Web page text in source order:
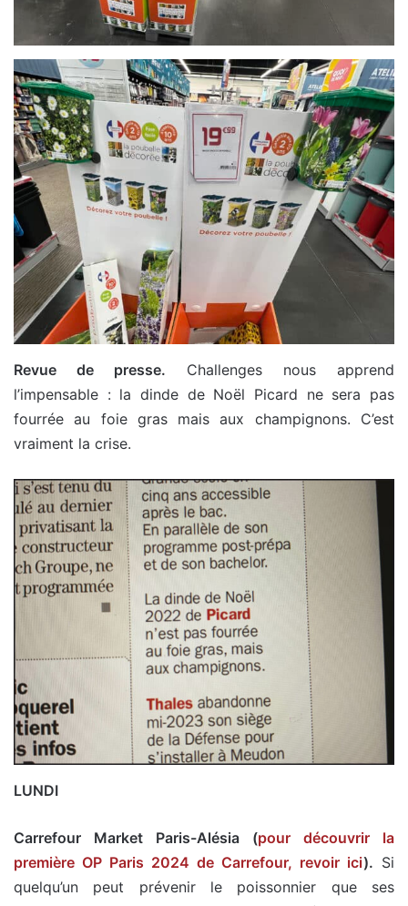
Revue de presse. Challenges nous apprend
l’impensable : la dinde de Noël Picard ne sera pas
fourrée au foie gras mais aux champignons. C’est
vraiment la crise.
LUNDI
Carrefour Market Paris-Alésia (pour découvrir la
première OP Paris 2024 de Carrefour, revoir ici). Si
quelqu’un peut prévenir le poissonnier que ses